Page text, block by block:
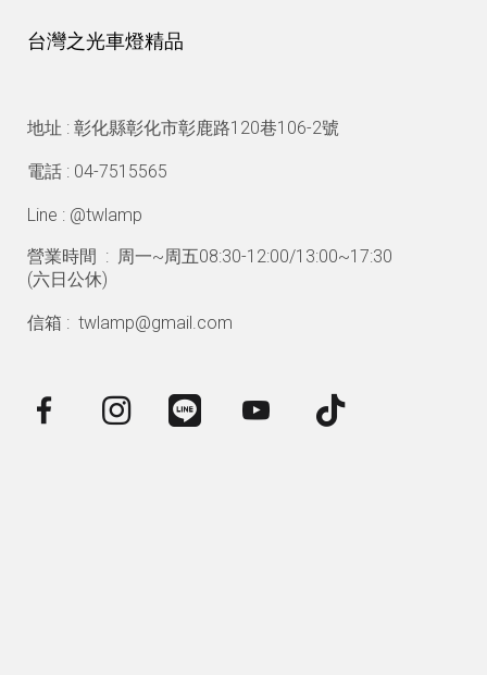
台灣之光車燈精品
地址 : 彰化縣彰化市彰鹿路120巷106-2號
電話 : 04-7515565
Line : @twlamp
營業時間 : 周一~周五08:30-12:00/13:00~17:30
(六日公休)
信箱 : twlamp@gmail.com